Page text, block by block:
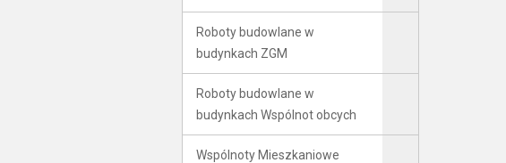
Roboty budowlane w
budynkach ZGM
Roboty budowlane w
budynkach Wspólnot obcych
Wspólnoty Mieszkaniowe